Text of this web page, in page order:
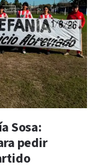
Sosa:
pedir